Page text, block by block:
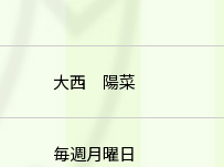
大西 陽菜
毎週月曜日